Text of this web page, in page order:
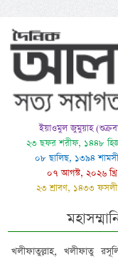
ইয়াওমুল জুমুয়াহ
২৩ ছফর শরীফ, ১৪৪৮
০৮ ছালিছ, ১৩৯৪
০৭ আগস্ট, ২০২৬
২৩ শ্রাবণ, ১৪৩৩
খলীফাতুল্লাহ, খলীফাতু